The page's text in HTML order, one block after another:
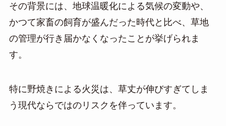
その背景には、地球温暖化による気候の変動や、
かつて家畜の飼育が盛んだった時代と比べ、草地
の管理が行き届かなくなったことが挙げられま
す。
特に野焼きによる火災は、草丈が伸びすぎてしま
う現代ならではのリスクを伴っています。